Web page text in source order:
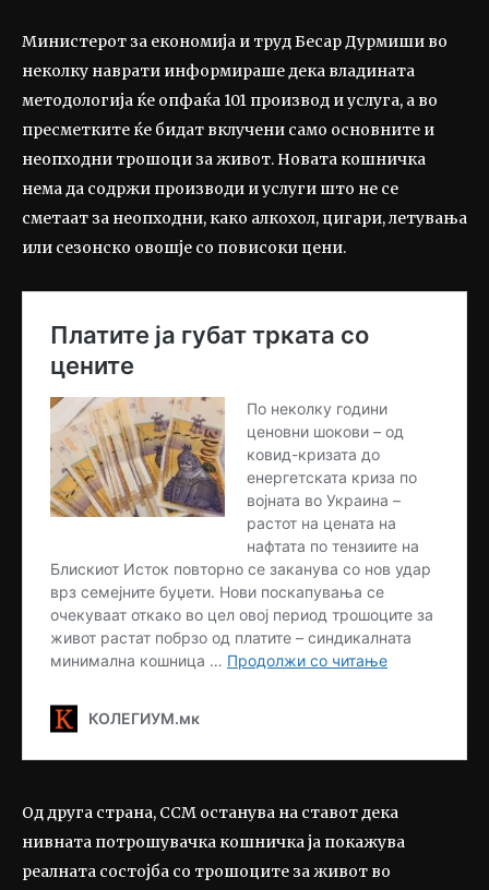
Министерот за економија и труд Бесар Дурмиши во
неколку наврати информираше дека владината
методологија ќе опфаќа 101 производ и услуга, а во
пресметките ќе бидат вклучени само основните и
неопходни трошоци за живот. Новата кошничка
нема да содржи производи и услуги што не се
сметаат за неопходни, како алкохол, цигари, летувања
или сезонско овошје со повисоки цени.
Од друга страна, ССМ останува на ставот дека
нивната потрошувачка кошничка ја покажува
реалната состојба со трошоците за живот во